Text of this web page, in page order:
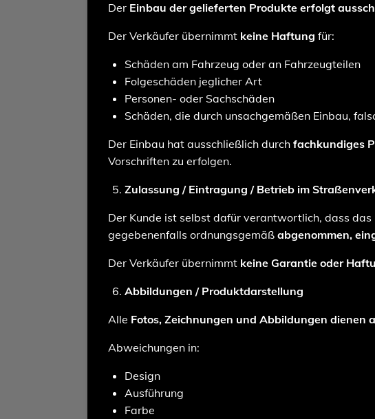
Der Einbau der gelieferten Produkte erfolgt
Der Verkäufer übernimmt keine Haftung für:
Schäden am Fahrzeug oder an Fahrzeugteilen
Folgeschäden jeglicher Art
Personen- oder Sachschäden
Schäden, die durch unsachgemäßen Einbau,
Der Einbau hat ausschließlich durch fachkundiges
Vorschriften zu erfolgen.
Zulassung / Eintragung / Betrieb im
Der Kunde ist selbst dafür verantwortlich, dass das
gegebenenfalls ordnungsgemäß abgenommen,
Der Verkäufer übernimmt keine Garantie oder
Abbildungen / Produktdarstellung
Alle Fotos, Zeichnungen und Abbildungen dienen
Abweichungen in:
Design
Ausführung
Farbe